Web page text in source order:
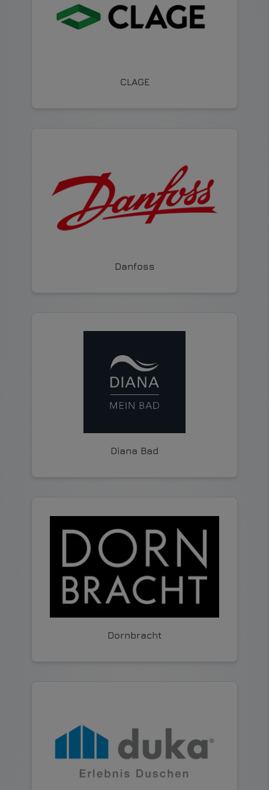
CLAGE
Danfoss
Diana Bad
Dornbracht